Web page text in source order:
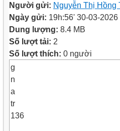
Người gửi: Nguyễn Thị Hồng
Ngày gửi: 19h:56' 30-03-2026
Dung lượng: 8.4 MB
Số lượt tải: 2
Số lượt thích: 0 người
g
n
a
tr
136